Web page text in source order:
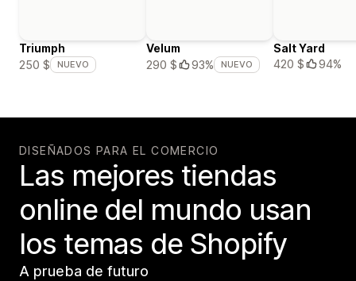
Triumph
250 $
NUEVO
Velum
290 $
93% NUEVO
Salt Yard
420 $
94%
DISEÑADOS PARA EL COMERCIO
Las mejores tiendas
online del mundo usan
los temas de Shopify
A prueba de futuro